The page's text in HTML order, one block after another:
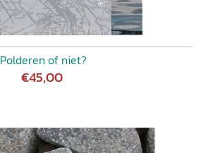
Polderen of niet?
€45,00